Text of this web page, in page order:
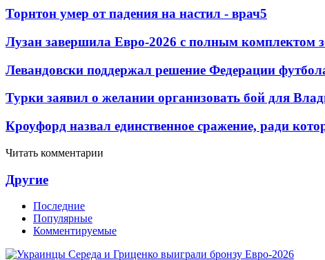
Торнтон умер от падения на настил - врач5
Лузан завершила Евро-2026 с полным комплектом
Левандовски поддержал решение Федерации
Турки заявил о желании организовать бой для
Кроуфорд назвал единственное сражение, ради
Читать комментарии
Другие
Последние
Популярные
Комментируемые